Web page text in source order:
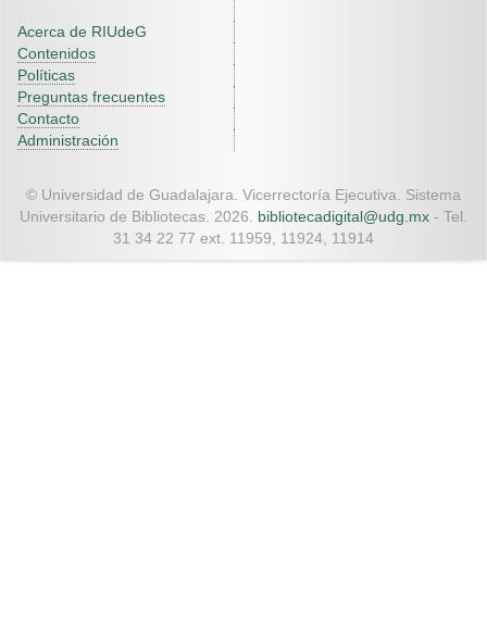
Acerca de RIUdeG
Contenidos
Políticas
Preguntas frecuentes
Contacto
Administración
© Universidad de Guadalajara. Vicerrectoría Ejecutiva. Sistema
Universitario de Bibliotecas. 2026. bibliotecadigital@udg.mx - Tel.
31 34 22 77 ext. 11959, 11924, 11914